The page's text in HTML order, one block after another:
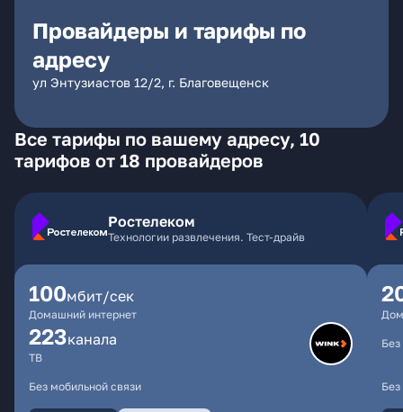
Провайдеры и тарифы по
адресу
ул Энтузиастов 12/2, г. Благовещенск
Все тарифы по вашему адресу, 10
тарифов от 18 провайдеров
Ростелеком
Технологии развлечения. Тест-драйв
100мбит/сек
Домашний интернет
223каналa
ТВ
Без мобильной связи